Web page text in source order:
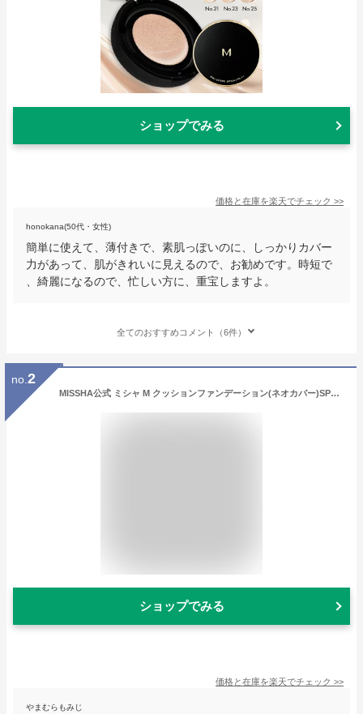
ショップでみる
価格と在庫を楽天でチェック >>
honokana(50代・女性)
簡単に使えて、薄付きで、素肌っぽいのに、しっかりカバー
力があって、肌がきれいに見えるので、お勧めです。時短で
、綺麗になるので、忙しい方に、重宝しますよ。
全てのおすすめコメント（6件）
no. 2
MISSHA公式 ミシャ M クッションファンデーション(ネオカバー)SPF50+ PA+++ No,21 No,23※公式限定パッケージ
ショップでみる
価格と在庫を楽天でチェック >>
やまむらもみじ